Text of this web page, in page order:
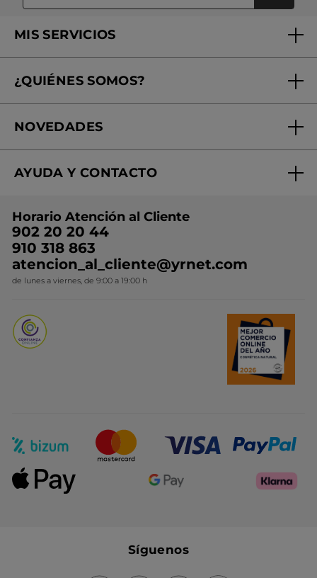
MIS SERVICIOS
Tratamientos de Belleza
Mi club Yves Rocher
¿QUIÉNES SOMOS?
¿Quiénes somos?
Nuestros compromisos
Conviértete en Franquiciada
NOVEDADES
Rebajas
Ideas de Regalo
Colección Monoi
Novedades del mes
AYUDA Y CONTACTO
Contacto
Horario Atención al Cliente
902 20 20 44
910 318 863
atencion_al_cliente@yrnet.com
de lunes a viernes, de 9:00 a 19:00 h
Síguenos